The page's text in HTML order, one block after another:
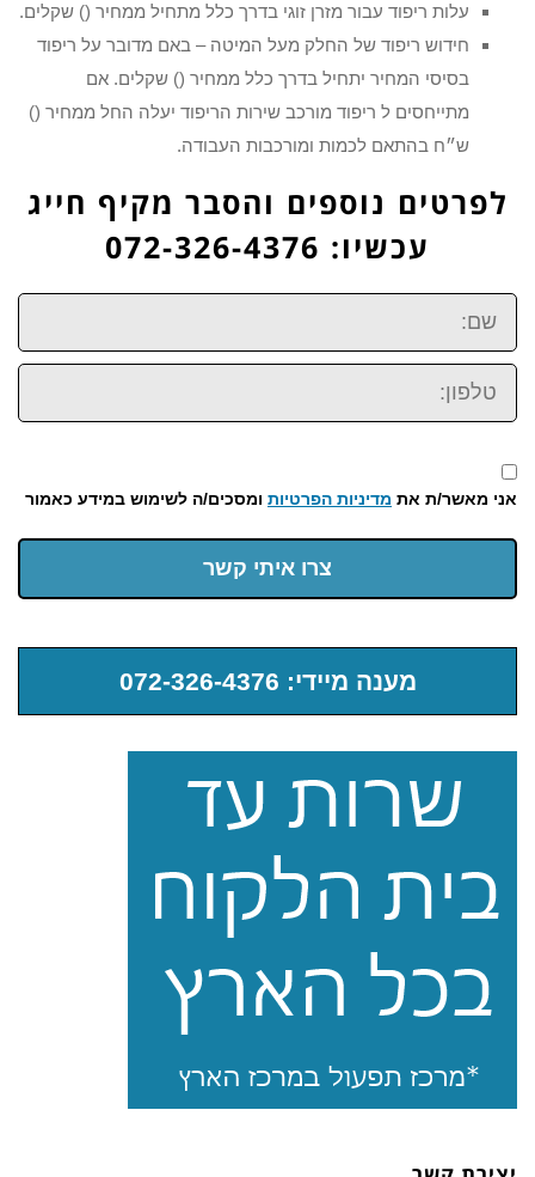
עלות ריפוד עבור מזרן זוגי בדרך כלל מתחיל ממחיר () שקלים.
חידוש ריפוד של החלק מעל המיטה – באם מדובר על ריפוד
בסיסי המחיר יתחיל בדרך כלל ממחיר () שקלים. אם
מתייחסים ל ריפוד מורכב שירות הריפוד יעלה החל ממחיר ()
ש״ח בהתאם לכמות ומורכבות העבודה.
לפרטים נוספים והסבר מקיף חייג
עכשיו: 072-326-4376
שם:
טלפון:
אני מאשר/ת את מדיניות הפרטיות ומסכים/ה לשימוש במידע כאמור
צרו איתי קשר
מענה מיידי: 072-326-4376